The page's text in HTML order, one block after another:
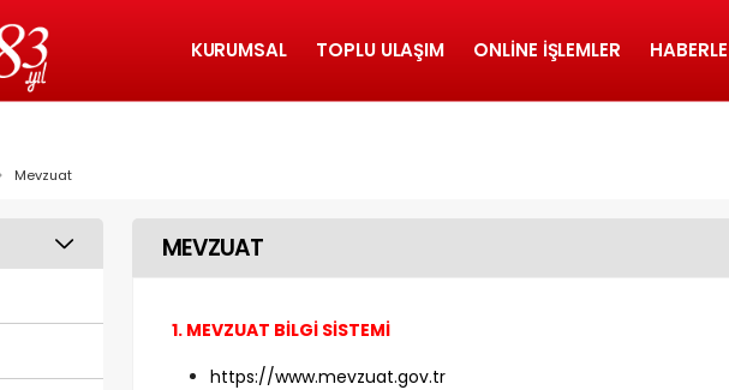
KURUMSAL TOPLU ULAŞIM ONLINE İŞLEMLER
Mevzuat
MEVZUAT
1. MEVZUAT BİLGİ SİSTEMİ
https://www.mevzuat.gov.tr